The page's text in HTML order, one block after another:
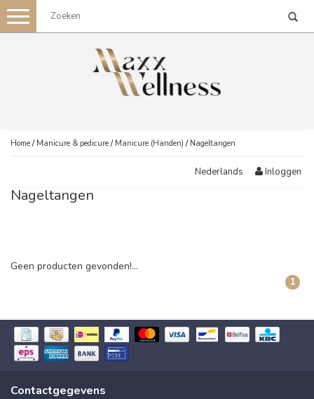
Toggle
navigation
Home / Manicure & pedicure / Manicure (Handen) / Nageltangen
Nederlands Inloggen
Nageltangen
Geen producten gevonden!...
1
Contactgegevens